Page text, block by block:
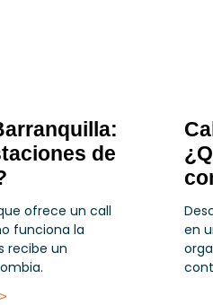
de
ofrece un call
funciona la
recibe un
en